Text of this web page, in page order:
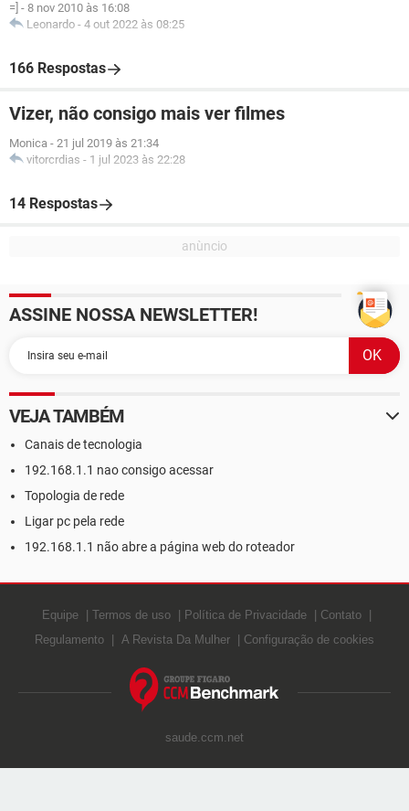
=] - 8 nov 2010 às 16:08
Leonardo - 4 out 2022 às 08:25
166 Respostas
Vizer, não consigo mais ver filmes
Monica - 21 jul 2019 às 21:34
vitorcrdias - 1 jul 2023 às 22:28
14 Respostas
ASSINE NOSSA NEWSLETTER!
VEJA TAMBÉM
Canais de tecnologia
192.168.1.1 nao consigo acessar
Topologia de rede
Ligar pc pela rede
192.168.1.1 não abre a página web do roteador
Equipe Termos de uso Política de Privacidade
Contato
Regulamento
A Revista Da Mulher Configuração de cookies
saude.ccm.net